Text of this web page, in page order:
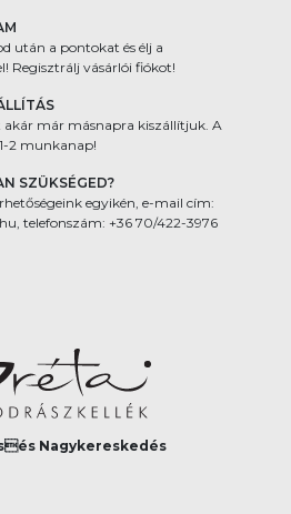
után a pontokat és élj a
Regisztrálj vásárlói fiókot!
akár már másnapra kiszállítjuk. A
2 munkanap!
SZÜKSÉGED?
egyikén, e-mail cím:
telefonszám: +36 70/422-3976
Nagykereskedés